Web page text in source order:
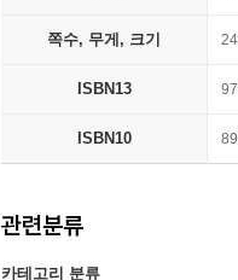
쪽수, 무게, 크기
ISBN13
ISBN10
관련분류
카테고리 분류